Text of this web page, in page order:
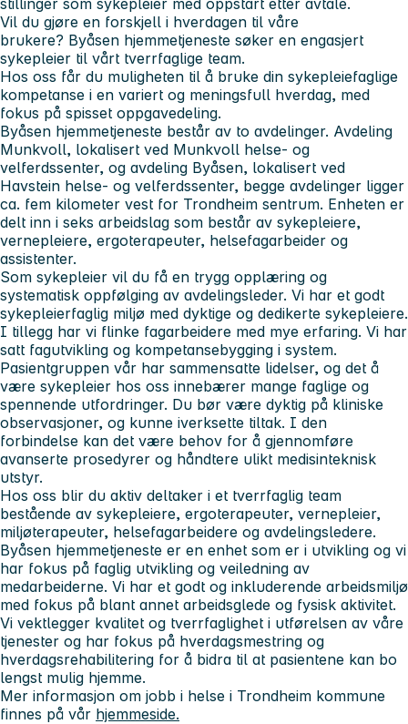
Vil du gjøre en forskjell i hverdagen til våre
brukere? Byåsen hjemmetjeneste søker en engasjert
sykepleier til vårt tverrfaglige team.
Hos oss får du muligheten til å bruke din sykepleiefaglige
kompetanse i en variert og meningsfull hverdag, med
fokus på spisset oppgavedeling.
Byåsen hjemmetjeneste består av to avdelinger. Avdeling
Munkvoll, lokalisert ved Munkvoll helse- og
velferdssenter, og avdeling Byåsen, lokalisert ved
Havstein helse- og velferdssenter, begge avdelinger ligger
ca. fem kilometer vest for Trondheim sentrum. Enheten er
delt inn i seks arbeidslag som består av sykepleiere,
vernepleiere, ergoterapeuter, helsefagarbeider og
assistenter.
Som sykepleier vil du få en trygg opplæring og
systematisk oppfølging av avdelingsleder. Vi har et godt
sykepleierfaglig miljø med dyktige og dedikerte sykepleiere.
I tillegg har vi flinke fagarbeidere med mye erfaring. Vi har
satt fagutvikling og kompetansebygging i system.
Pasientgruppen vår har sammensatte lidelser, og det å
være sykepleier hos oss innebærer mange faglige og
spennende utfordringer. Du bør være dyktig på kliniske
observasjoner, og kunne iverksette tiltak. I den
forbindelse kan det være behov for å gjennomføre
avanserte prosedyrer og håndtere ulikt medisinteknisk
utstyr.
Hos oss blir du aktiv deltaker i et tverrfaglig team
bestående av sykepleiere, ergoterapeuter, vernepleier,
miljøterapeuter, helsefagarbeidere og avdelingsledere.
Byåsen hjemmetjeneste er en enhet som er i utvikling og vi
har fokus på faglig utvikling og veiledning av
medarbeiderne. Vi har et godt og inkluderende arbeidsmiljø
med fokus på blant annet arbeidsglede og fysisk aktivitet.
Vi vektlegger kvalitet og tverrfaglighet i utførelsen av våre
tjenester og har fokus på hverdagsmestring og
hverdagsrehabilitering for å bidra til at pasientene kan bo
lengst mulig hjemme.
Mer informasjon om jobb i helse i Trondheim kommune
finnes på vår hjemmeside.